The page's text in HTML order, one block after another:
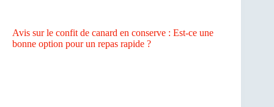
Avis sur le confit de canard en conserve : Est-ce une
bonne option pour un repas rapide ?